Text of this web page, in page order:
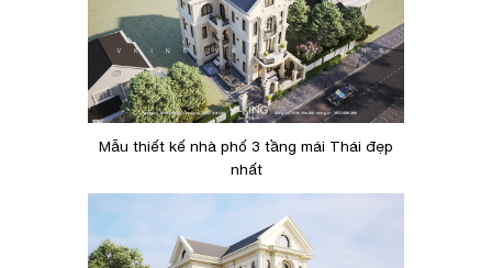
Mẫu thiết kế nhà phố 3 tầng mái Thái đẹp
nhất